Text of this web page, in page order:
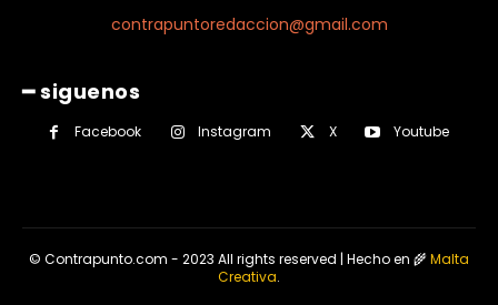
contrapuntoredaccion@gmail.com
━ siguenos
Facebook Instagram X Youtube
© Contrapunto.com - 2023 All rights reserved | Hecho en 🌾Malta
Creativa.